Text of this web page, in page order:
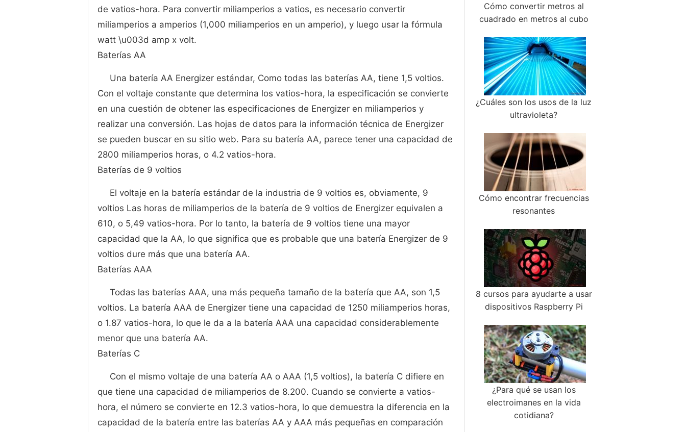
de vatios-hora. Para convertir miliamperios a vatios, es necesario convertir
miliamperios a amperios (1,000 miliamperios en un amperio), y luego usar la fórmula
watt \u003d amp x volt.
Baterías AA
Una batería AA Energizer estándar, Como todas las baterías AA, tiene 1,5 voltios.
Con el voltaje constante que determina los vatios-hora, la especificación se convierte
en una cuestión de obtener las especificaciones de Energizer en miliamperios y
realizar una conversión. Las hojas de datos para la información técnica de Energizer
se pueden buscar en su sitio web. Para su batería AA, parece tener una capacidad de
2800 miliamperios horas, o 4.2 vatios-hora.
Baterías de 9 voltios
El voltaje en la batería estándar de la industria de 9 voltios es, obviamente, 9
voltios Las horas de miliamperios de la batería de 9 voltios de Energizer equivalen a
610, o 5,49 vatios-hora. Por lo tanto, la batería de 9 voltios tiene una mayor
capacidad que la AA, lo que significa que es probable que una batería Energizer de 9
voltios dure más que una batería AA.
Baterías AAA
Todas las baterías AAA, una más pequeña tamaño de la batería que AA, son 1,5
voltios. La batería AAA de Energizer tiene una capacidad de 1250 miliamperios horas,
o 1.87 vatios-hora, lo que le da a la batería AAA una capacidad considerablemente
menor que una batería AA.
Baterías C
Con el mismo voltaje de una batería AA o AAA (1,5 voltios), la batería C difiere en
que tiene una capacidad de miliamperios de 8.200. Cuando se convierte a vatios-
hora, el número se convierte en 12.3 vatios-hora, lo que demuestra la diferencia en la
capacidad de la batería entre las baterías AA y AAA más pequeñas en comparación
Cómo convertir metros al
cuadrado en metros al cubo
¿Cuáles son los usos de la luz
ultravioleta?
Cómo encontrar frecuencias
resonantes
8 cursos para ayudarte a usar
dispositivos Raspberry Pi
¿Para qué se usan los
electroimanes en la vida
cotidiana?